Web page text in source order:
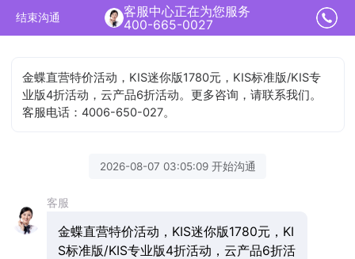
结束沟通
客服中心正在为您服务
400-665-0027
金蝶直营特价活动，KIS迷你版1780元，KIS标准版/KIS专
业版4折活动，云产品6折活动。更多咨询，请联系我们。
客服电话：4006-650-027。
2026-08-07 03:05:09 开始沟通
客服
金蝶直营特价活动，KIS迷你版1780元，KI
S标准版/KIS专业版4折活动，云产品6折活